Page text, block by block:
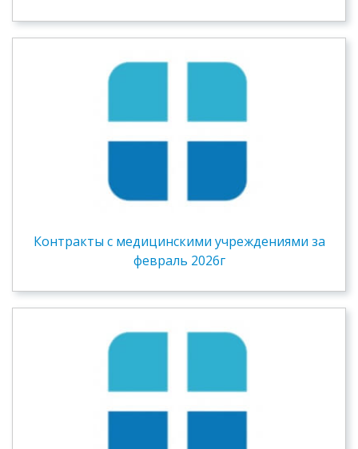
Контракты c медицинскими учреждениями за
февраль 2026г